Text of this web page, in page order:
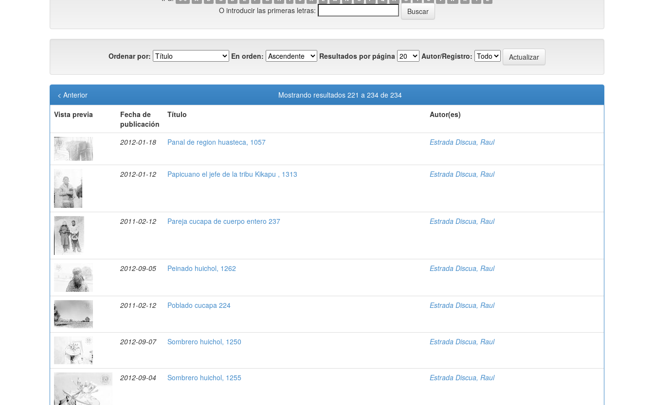
O introducir las primeras letras:
Ordenar por: En orden: Resultados por página Autor/Registro:
Mostrando resultados 221 a 234 de 234
< Anterior
Vista previa
Fecha de
publicación
Título Autor(es)
2012-01-18 Panal de region huasteca, 1057 Estrada Discua, Raul
2012-01-12 Papicuano el jefe de la tribu Kikapu , 1313 Estrada Discua, Raul
2011-02-12 Pareja cucapa de cuerpo entero 237 Estrada Discua, Raul
2012-09-05 Peinado huichol, 1262 Estrada Discua, Raul
2011-02-12 Poblado cucapa 224 Estrada Discua, Raul
2012-09-07 Sombrero huichol, 1250 Estrada Discua, Raul
2012-09-04 Sombrero huichol, 1255 Estrada Discua, Raul